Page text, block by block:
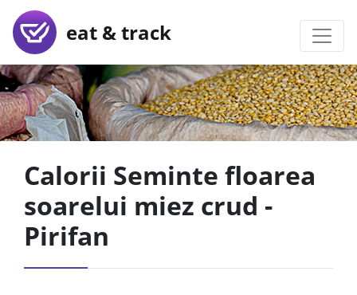
eat & track
Calorii Seminte floarea
soarelui miez crud -
Pirifan